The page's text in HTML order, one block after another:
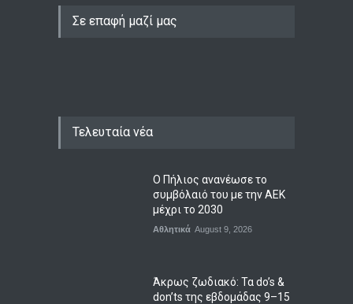
Σε επαφή μαζί μας
Τελευταία νέα
Ο Πήλιος ανανέωσε το
συμβόλαιό του με την ΑΕΚ
μέχρι το 2030
Αθλητικά August 9, 2026
Άκρως ζωδιακό: Τα do’s &
don’ts της εβδομάδας 9–15